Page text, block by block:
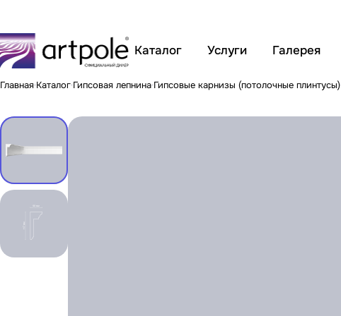
Каталог Услуги Галерея
Главная Каталог Гипсовая лепнина Гипсовые карнизы (потолочные плинтусы)